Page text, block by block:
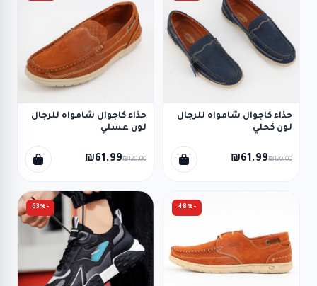
حذاء كاجوال شامواه للرجال
لون كحلي
₪61.99₪120.00
حذاء كاجوال شامواه للرجال
لون عسلي
₪61.99₪120.00
-48%
-63%